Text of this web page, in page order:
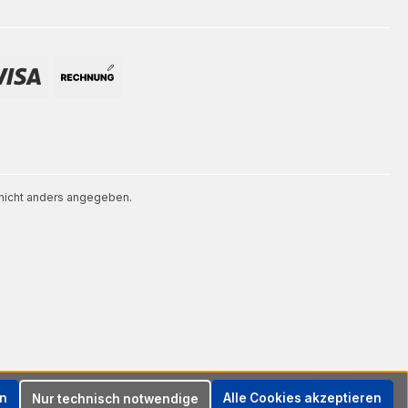
anders angegeben.
Nur technisch notwendige Alle Cookies akzeptieren